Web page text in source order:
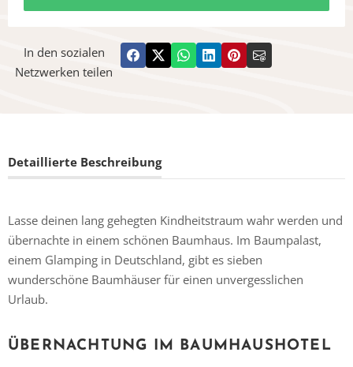
In den sozialen
Netzwerken teilen
Detaillierte Beschreibung
Lasse deinen lang gehegten Kindheitstraum wahr werden und
übernachte in einem schönen Baumhaus. Im Baumpalast,
einem Glamping in Deutschland, gibt es sieben
wunderschöne Baumhäuser für einen unvergesslichen
Urlaub.
ÜBERNACHTUNG IM BAUMHAUSHOTEL